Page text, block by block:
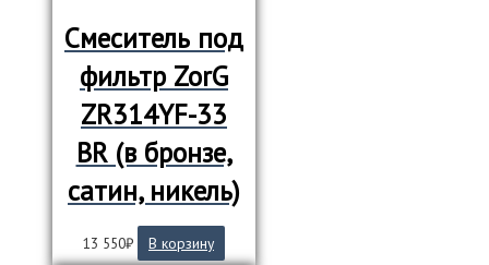
Смеситель под
фильтр ZorG
ZR314YF-33
BR (в бронзе,
сатин, никель)
13 550₽ В корзину